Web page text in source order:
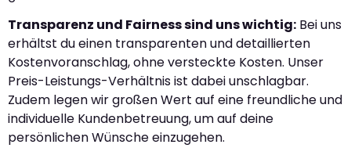
Transparenz und Fairness sind uns wichtig: Bei uns
erhältst du einen transparenten und detaillierten
Kostenvoranschlag, ohne versteckte Kosten. Unser
Preis-Leistungs-Verhältnis ist dabei unschlagbar.
Zudem legen wir großen Wert auf eine freundliche und
individuelle Kundenbetreuung, um auf deine
persönlichen Wünsche einzugehen.